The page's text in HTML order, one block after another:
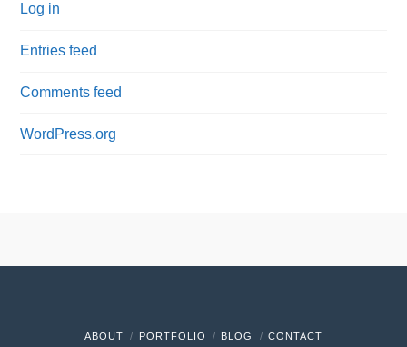
Log in
Entries feed
Comments feed
WordPress.org
ABOUT PORTFOLIO BLOG CONTACT